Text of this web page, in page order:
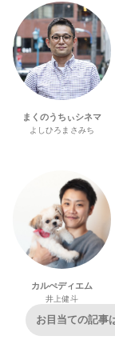
まくのうちぃシネマ
よしひろまさみち
カルぺディエム
井上健斗